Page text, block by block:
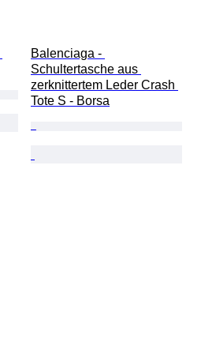
Balenciaga -
Schultertasche aus
zerknittertem Leder Crash
Tote S - Borsa